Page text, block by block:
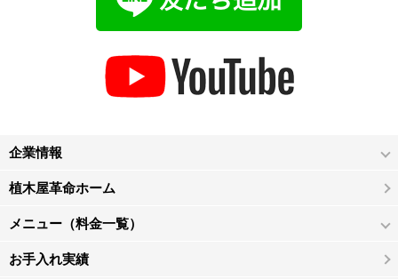
企業情報
植木屋革命ホーム
メニュー（料金一覧）
お手入れ実績